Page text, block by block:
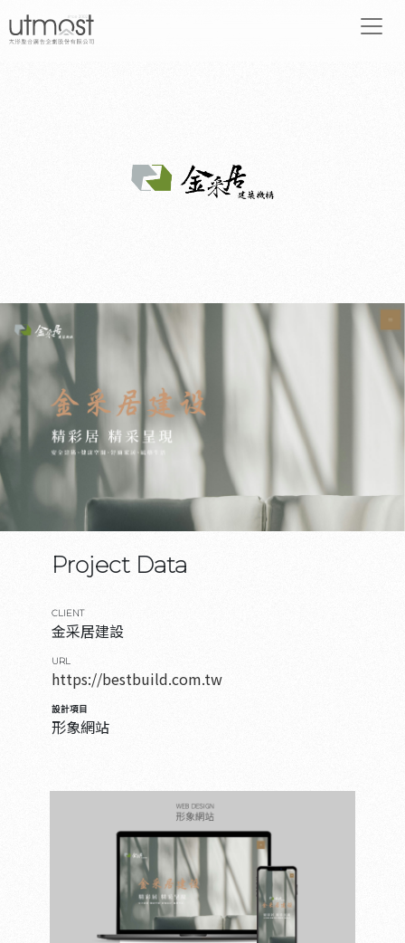
Project Data
CLIENT
金采居建設
URL
https://bestbuild.com.tw
設計項目
形象網站